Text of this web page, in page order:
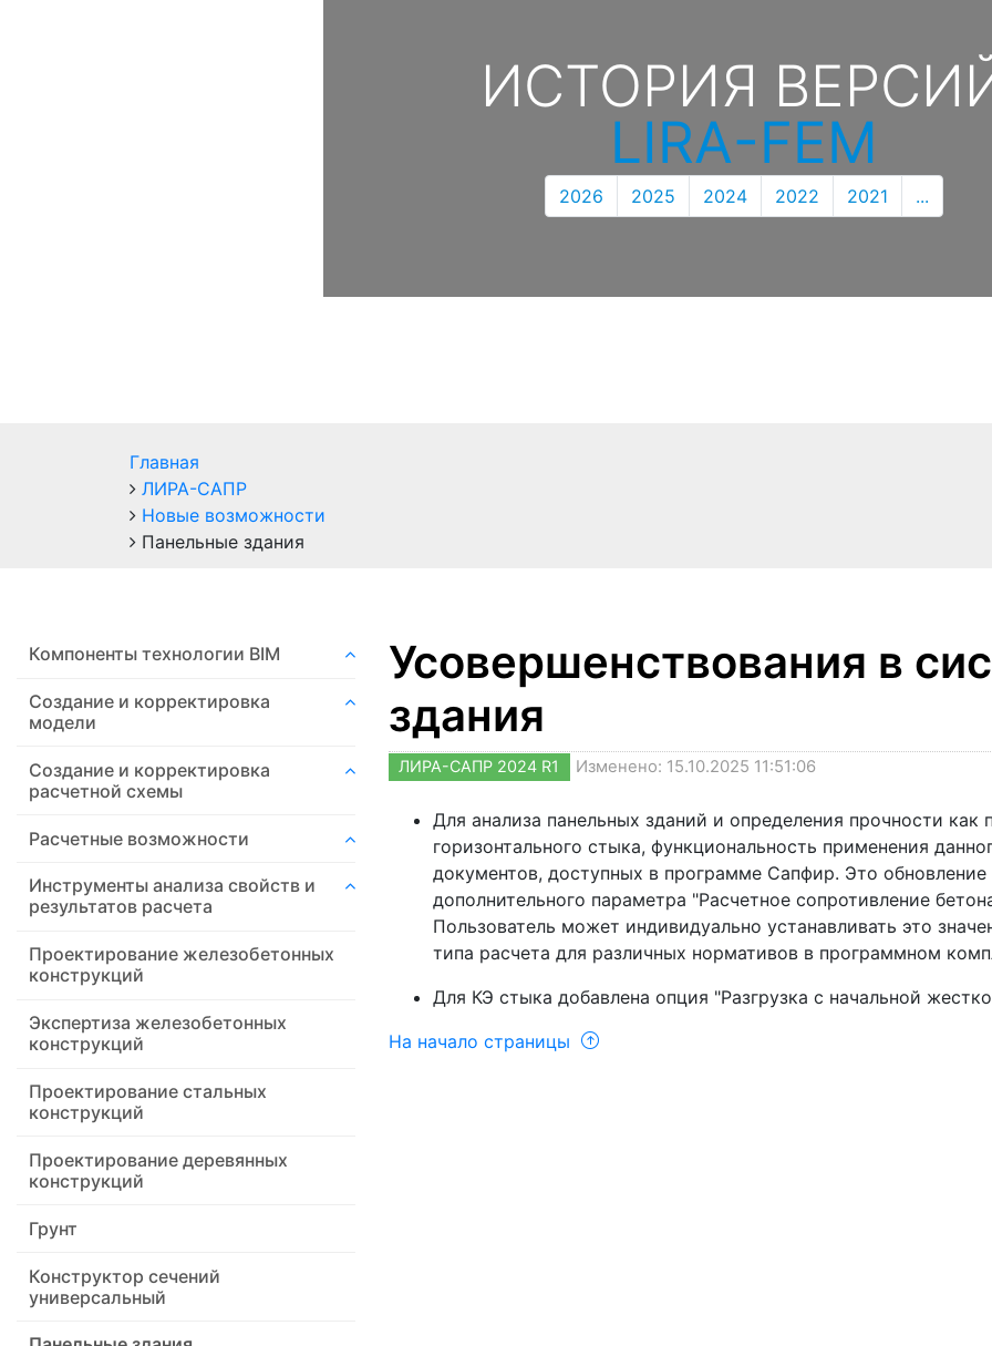
ИСТОРИЯ
LIRA-FEM
2026 2025 2024 2022 2021 ...
Главная
ЛИРА-САПР
Новые возможности
Панельные здания
Компоненты технологии ВIM
Создание и корректировка
модели
Создание и корректировка
расчетной схемы
Расчетные возможности
Инструменты анализа свойств и
результатов расчета
Проектирование железобетонных
конструкций
Экспертиза железобетонных
конструкций
Проектирование стальных
конструкций
Проектирование деревянных
конструкций
Грунт
Конструктор сечений
универсальный
Усовершенствования в
здания
ЛИРА-САПР 2024 R1 Изменено: 15.10.2025 11:51:06
Для анализа панельных зданий и определения прочности как
горизонтального стыка, функциональность применения
документов, доступных в программе Сапфир. Это
дополнительного параметра "Расчетное сопротивление
Пользователь может индивидуально устанавливать это
типа расчета для различных нормативов в программном
Для КЭ стыка добавлена опция "Разгрузка с начальной
На начало страницы